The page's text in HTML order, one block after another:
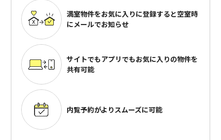
満室物件をお気に入りに登録すると空室時
にメールでお知らせ
サイトでもアプリでもお気に入りの物件を
共有可能
内覧予約がよりスムーズに可能